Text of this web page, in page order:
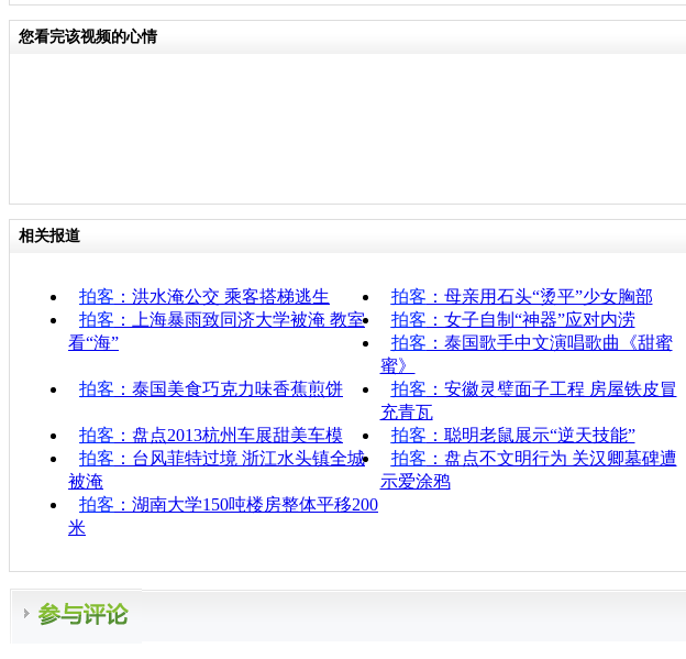
您看完该视频的心情
相关报道
拍客 ：洪水淹公交 乘客搭梯逃生 拍客 ：母亲用石头“烫平”少女胸部
拍客 ：上海暴雨致同济大学被淹 教室
看“海”
拍客 ：女子自制“神器”应对内涝
拍客 ：泰国歌手中文演唱歌曲《甜蜜
蜜》
拍客 ：泰国美食巧克力味香蕉煎饼 拍客 ：安徽灵璧面子工程 房屋铁皮冒
充青瓦
拍客 ：盘点2013杭州车展甜美车模 拍客 ：聪明老鼠展示“逆天技能”
拍客 ：台风菲特过境 浙江水头镇全城
被淹
拍客 ：盘点不文明行为 关汉卿墓碑遭
示爱涂鸦
拍客 ：湖南大学150吨楼房整体平移200
米